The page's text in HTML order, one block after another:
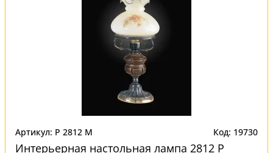
Артикул: P 2812 M Код: 19730
Интерьерная настольная лампа 2812 P